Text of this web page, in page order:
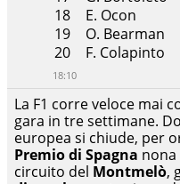
18
E. Ocon
19
O. Bearman
20
F. Colapinto
18:10
La F1 corre veloce mai
gara in tre settimane.
europea si chiude, per
Premio di Spagna nona
circuito del Montmelò,